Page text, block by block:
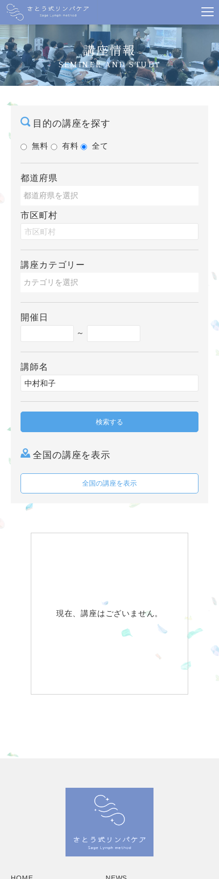
講座情報
SEMINER AND STUDY
目的の講座を探す
無料 有料 全て
都道府県
市区町村
講座カテゴリー
開催日
～
講師名
検索する
全国の講座を表示
全国の講座を表示
現在、講座はございません。